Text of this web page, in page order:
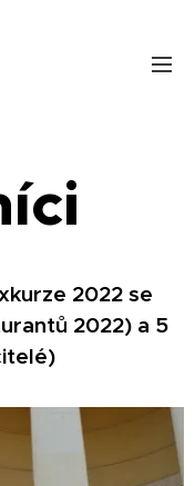
2022 se
2022) a 5